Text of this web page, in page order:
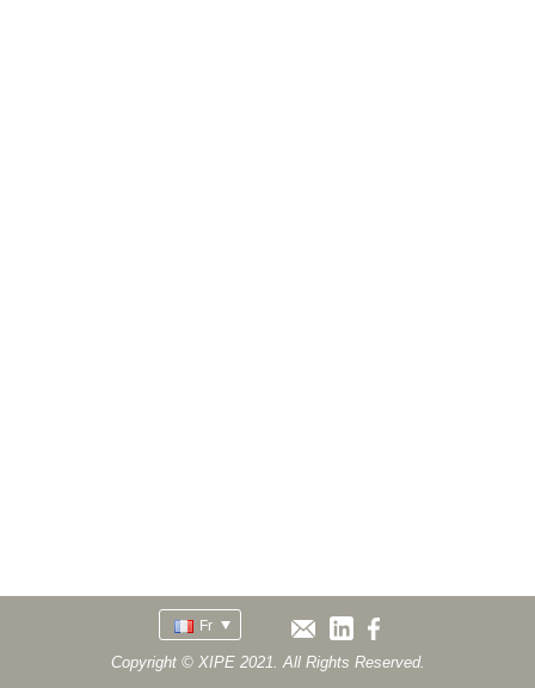
Fr
Copyright © XIPE 2021. All Rights Reserved.